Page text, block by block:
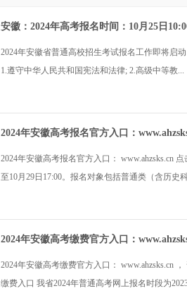
安徽：2024年高考报名时间：10月25日
2024年安徽省普通高校招生考试报名工作即将启
1.遵守中华人民共和国宪法和法律; 2.高级中等教...
2024年安徽高考报名官方入口：
2024年安徽高考报名官方入口： www.ahzsks.cn
至10月29日17:00。报名对象包括普通类（含历史
2024年安徽高考缴费官方入口：
2024年安徽高考缴费官方入口： www.ahzsks.cn
缴费入口 我省2024年普通高考网上报名时段为